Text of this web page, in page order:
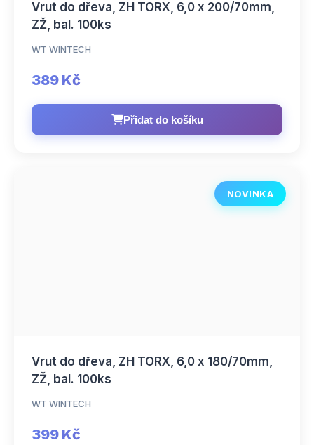
Vrut do dřeva, ZH TORX, 6,0 x 200/70mm,
ZŽ, bal. 100ks
WT WINTECH
389 Kč
Přidat do košíku
NOVINKA
Vrut do dřeva, ZH TORX, 6,0 x 180/70mm,
ZŽ, bal. 100ks
WT WINTECH
399 Kč